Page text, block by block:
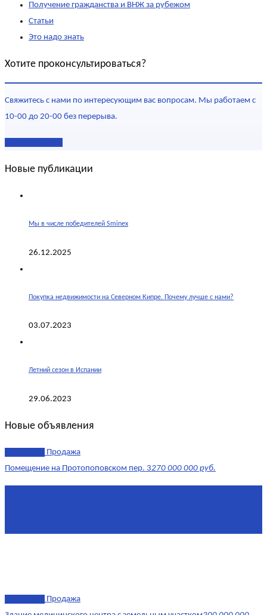
Получение гражданства и ВНЖ за рубежом
Статьи
Это надо знать
Хотите проконсультироваться?
Свяжитесь с нами по интересующим вас вопросам. Мы работаем с
10-00 до 20-00 без перерыва.
Новые публикации
Мы в числе победителей Sminex
26.12.2025
Покупка недвижимости на Северном Кипре. Почему лучше с нами?
03.07.2023
Летний сезон в Испании
29.06.2023
Новые объявления
Продажа
Помещение на Протопоповском пер. 3270 000 000 руб.
Продажа